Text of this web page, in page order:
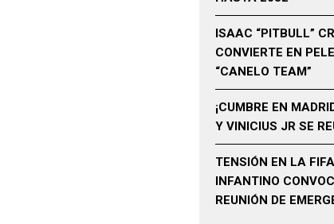
ISAAC “PITBULL”
CONVIERTE EN
“CANELO TEAM”
¡CUMBRE EN
Y VINICIUS JR SE
TENSIÓN EN LA
INFANTINO
REUNIÓN DE